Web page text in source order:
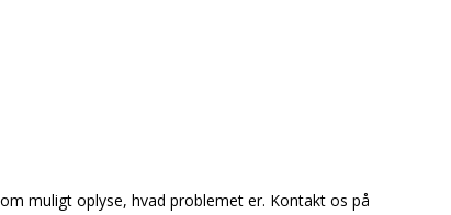
muligt oplyse, hvad problemet er. Kontakt os på